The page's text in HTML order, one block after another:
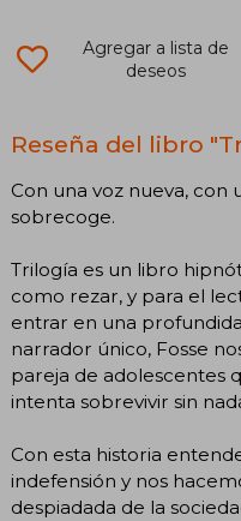
Agregar a lista de
deseos
Reseña del libro
Con una voz nueva, con
sobrecoge.
Trilogía es un libro
como rezar, y para el
entrar en una
narrador único, Fosse
pareja de adolescentes
intenta sobrevivir sin
Con esta historia
indefensión y nos
despiadada de la